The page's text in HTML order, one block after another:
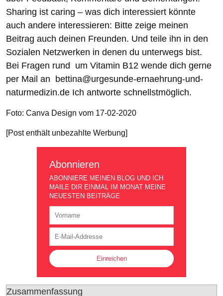
Sharing ist caring – was dich interessiert könnte
auch andere interessieren: Bitte zeige meinen
Beitrag auch deinen Freunden. Und teile ihn in den
Sozialen Netzwerken in denen du unterwegs bist.
Bei Fragen rund um Vitamin B12 wende dich gerne
per Mail an bettina@urgesunde-ernaehrung-und-
naturmedizin.de Ich antworte schnellstmöglich.
Foto: Canva Design vom 17-02-2020
[Post enthält unbezahlte Werbung]
Abonnieren
ABONNIERE MEINEN BLOG UND ICH
MAILE DIR EINMAL IM MONAT MEINE
NEUESTEN BEITRÄGE
Zusammenfassung